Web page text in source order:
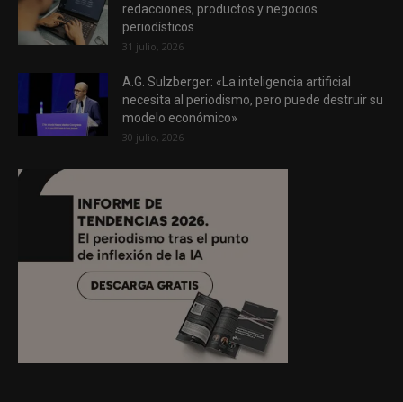
redacciones, productos y negocios
periodísticos
31 julio, 2026
A.G. Sulzberger: «La inteligencia artificial
necesita al periodismo, pero puede destruir su
modelo económico»
30 julio, 2026